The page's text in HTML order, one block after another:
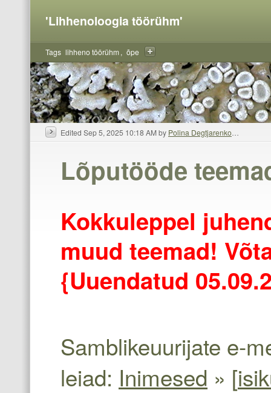
'Lihhenoloogia töörühm'
Tags lihheno töörühm õpe
Edited Sep 5, 2025 10:18 AM by Polina Degtjarenko …
Lõputööde
Kokkuleppel
muud teemad!
{Uuendatud
Samblikeuurijate e-
leiad: Inimesed » [